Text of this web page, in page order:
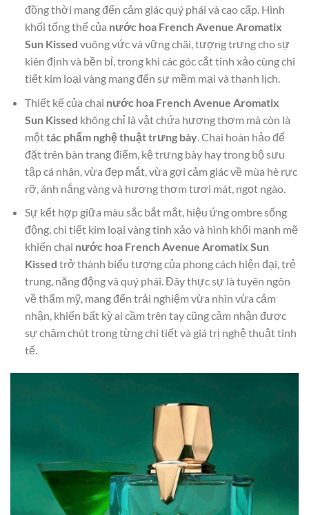
đồng thời mang đến cảm giác quý phái và cao cấp. Hình
khối tổng thể của nước hoa French Avenue Aromatix
Sun Kissed vuông vức và vững chãi, tượng trưng cho sự
kiên định và bền bỉ, trong khi các góc cắt tinh xảo cùng chi
tiết kim loại vàng mang đến sự mềm mại và thanh lịch.
Thiết kế của chai nước hoa French Avenue Aromatix
Sun Kissed không chỉ là vật chứa hương thơm mà còn là
mộttác phẩm nghệ thuật trưng bày. Chai hoàn hảo để
đặt trên bàn trang điểm, kệ trưng bày hay trong bộ sưu
tập cá nhân, vừa đẹp mắt, vừa gợi cảm giác về mùa hè rực
rỡ, ánh nắng vàng và hương thơm tươi mát, ngọt ngào.
Sự kết hợp giữa màu sắc bắt mắt, hiệu ứng ombre sống
động, chi tiết kim loại vàng tinh xảo và hình khối mạnh mẽ
khiến chai nước hoa French Avenue Aromatix Sun
Kissed trở thành biểu tượng của phong cách hiện đại, trẻ
trung, năng động và quý phái. Đây thực sự là tuyên ngôn
về thẩm mỹ, mang đến trải nghiệm vừa nhìn vừa cảm
nhận, khiến bất kỳ ai cầm trên tay cũng cảm nhận được
sự chăm chút trong từng chi tiết và giá trị nghệ thuật tinh
tế.